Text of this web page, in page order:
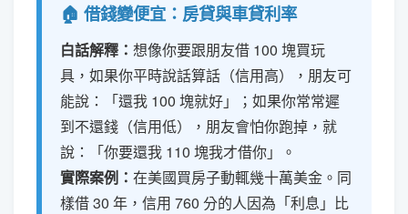
🏠 借錢變便宜：房貸與車貸利率
白話解釋： 想像你要跟朋友借 100 塊買玩
具，如果你平時說話算話（信用高），朋友可
能說：「還我 100 塊就好」；如果你常常遲
到不還錢（信用低），朋友會怕你跑掉，就
說：「你要還我 110 塊我才借你」。
實際案例： 在美國買房子動輒幾十萬美金。同
樣借 30 年，信用 760 分的人因為「利息」比